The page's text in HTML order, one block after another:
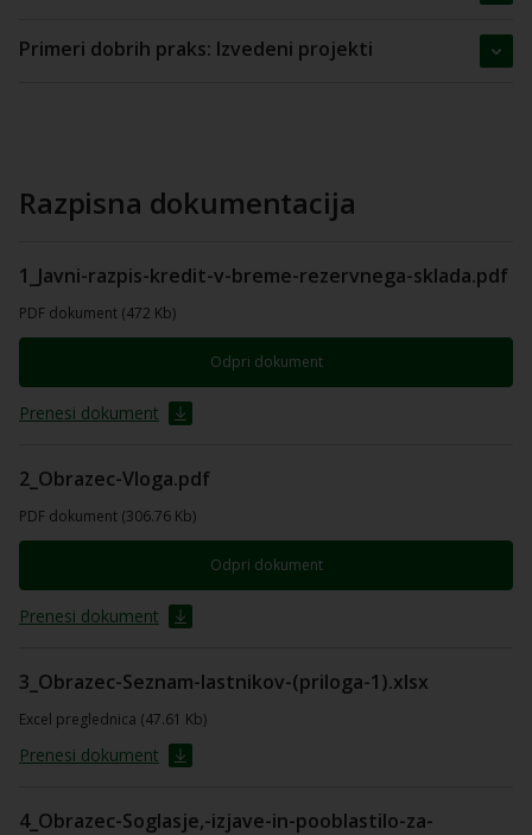
Primeri dobrih praks: Izvedeni projekti
Razpisna dokumentacija
1_Javni-razpis-kredit-v-breme-rezervnega-sklada.pdf
PDF dokument (472 Kb)
Odpri dokument
Prenesi dokument
2_Obrazec-Vloga.pdf
PDF dokument (306.76 Kb)
Odpri dokument
Prenesi dokument
3_Obrazec-Seznam-lastnikov-(priloga-1).xlsx
Excel preglednica (47.61 Kb)
Prenesi dokument
4_Obrazec-Soglasje,-izjave-in-pooblastilo-za-